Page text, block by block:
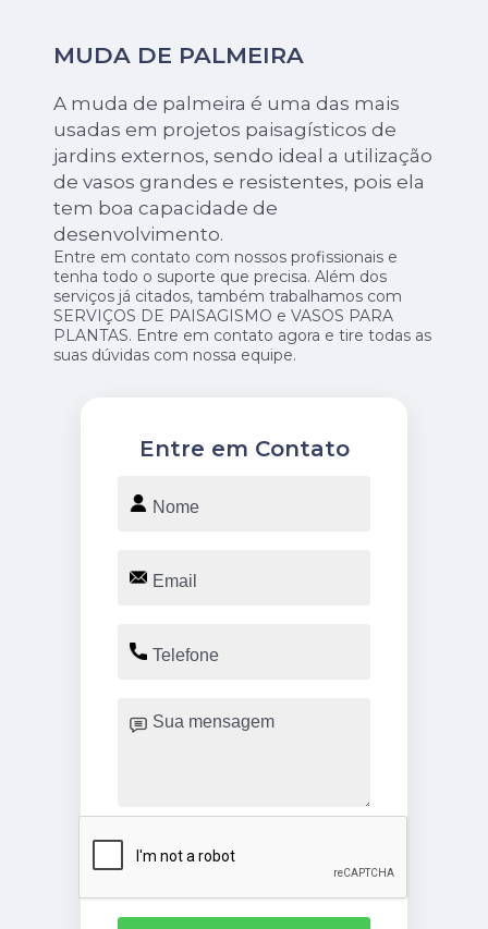
MUDA DE PALMEIRA
A muda de palmeira é uma das mais
usadas em projetos paisagísticos de
jardins externos, sendo ideal a utilização
de vasos grandes e resistentes, pois ela
tem boa capacidade de
desenvolvimento.
Entre em contato com nossos profissionais e
tenha todo o suporte que precisa. Além dos
serviços já citados, também trabalhamos com
SERVIÇOS DE PAISAGISMO e VASOS PARA
PLANTAS. Entre em contato agora e tire todas as
suas dúvidas com nossa equipe.
Entre em Contato